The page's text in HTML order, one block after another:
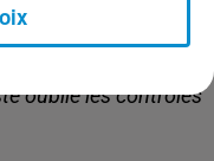
oublie les contrôles